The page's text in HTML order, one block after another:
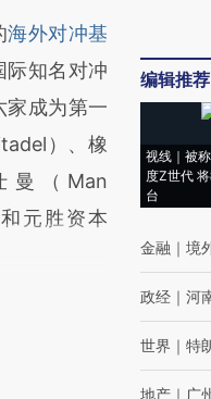
海外对冲基
际知名对冲
家成为第一
）、橡
曼（Man
元胜资本
编辑推荐
视线｜被
度Z世代
台
金融 ｜ 境
政经 ｜ 河
世界 ｜ 特
地产 ｜ 广